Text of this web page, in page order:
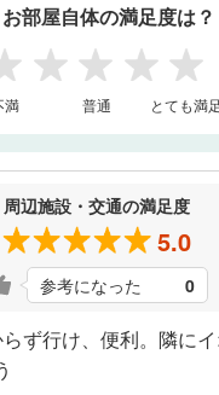
部屋自体の満足度は？
1 2 3 4 5
満 普通 とても満足
周辺施設・交通の満足度
5.0
参考になった 0
ず行け、便利。隣に